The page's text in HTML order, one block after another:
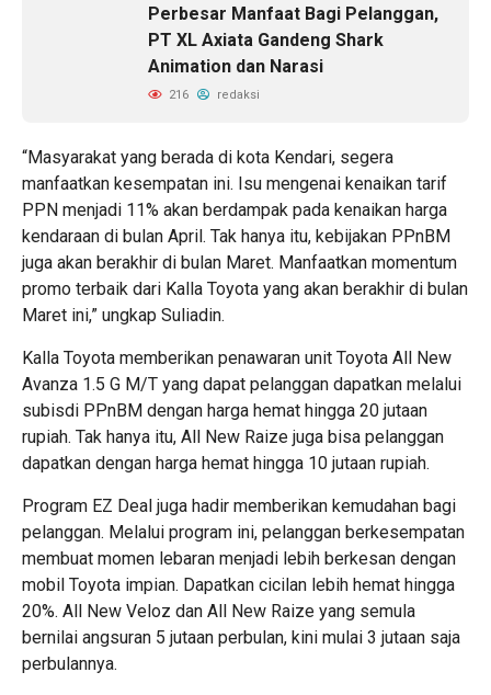
Perbesar Manfaat Bagi Pelanggan,
PT XL Axiata Gandeng Shark
Animation dan Narasi
216 redaksi
“Masyarakat yang berada di kota Kendari, segera
manfaatkan kesempatan ini. Isu mengenai kenaikan tarif
PPN menjadi 11% akan berdampak pada kenaikan harga
kendaraan di bulan April. Tak hanya itu, kebijakan PPnBM
juga akan berakhir di bulan Maret. Manfaatkan momentum
promo terbaik dari Kalla Toyota yang akan berakhir di bulan
Maret ini,” ungkap Suliadin.
Kalla Toyota memberikan penawaran unit Toyota All New
Avanza 1.5 G M/T yang dapat pelanggan dapatkan melalui
subisdi PPnBM dengan harga hemat hingga 20 jutaan
rupiah. Tak hanya itu, All New Raize juga bisa pelanggan
dapatkan dengan harga hemat hingga 10 jutaan rupiah.
Program EZ Deal juga hadir memberikan kemudahan bagi
pelanggan. Melalui program ini, pelanggan berkesempatan
membuat momen lebaran menjadi lebih berkesan dengan
mobil Toyota impian. Dapatkan cicilan lebih hemat hingga
20%. All New Veloz dan All New Raize yang semula
bernilai angsuran 5 jutaan perbulan, kini mulai 3 jutaan saja
perbulannya.